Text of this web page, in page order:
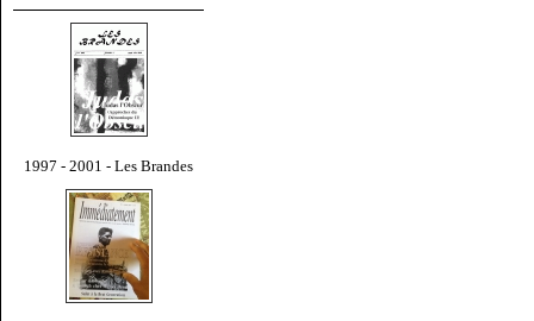
1997 - 2001 - Les Brandes